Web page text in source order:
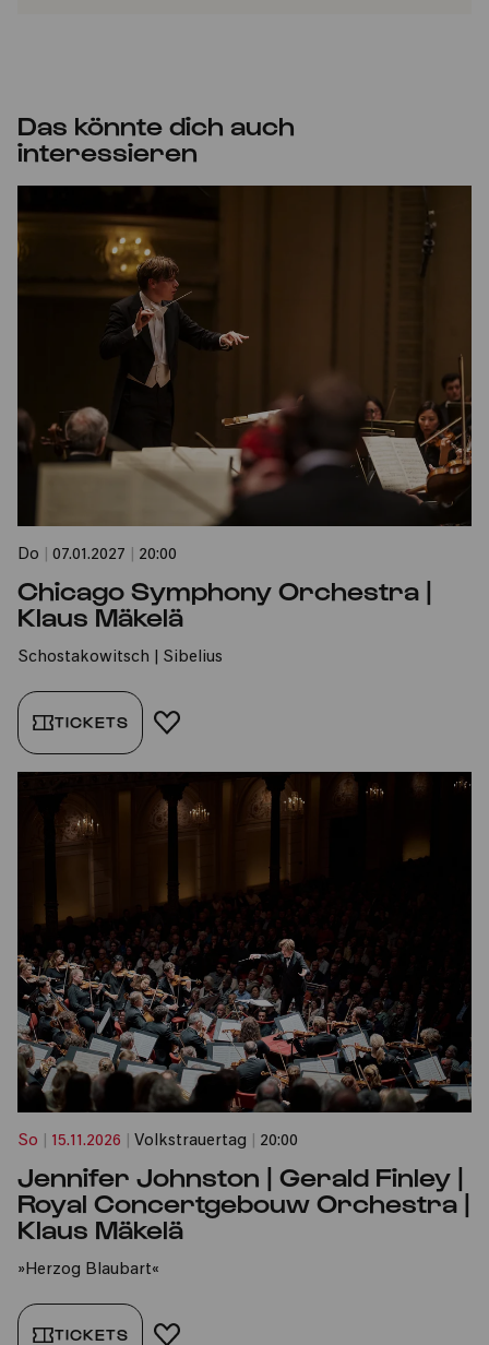
Das könnte dich auch
interessieren
Do 07.01.2027 20:00
Chicago Symphony Orchestra |
Klaus Mäkelä
Schostakowitsch | Sibelius
TICKETS FAVORIT HINZUFÜGEN
So 15.11.2026 Volkstrauertag 20:00
Jennifer Johnston | Gerald Finley |
Royal Concertgebouw Orchestra |
Klaus Mäkelä
»Herzog Blaubart«
TICKETS FAVORIT HINZUFÜGEN